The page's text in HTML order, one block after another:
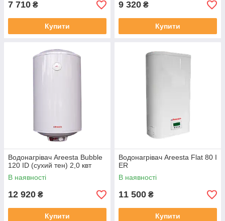
7 710 ₴
Купити
9 320 ₴
Купити
Водонагрівач Areesta Bubble
120 ID (сухий тен) 2,0 квт
В наявності
12 920 ₴
Купити
Водонагрівач Areesta Flat 80 I
ER
В наявності
11 500 ₴
Купити